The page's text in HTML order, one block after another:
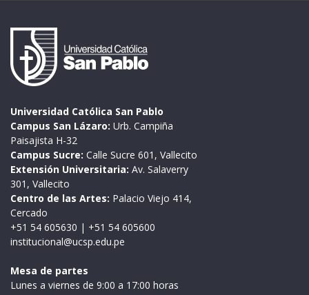
Universidad Católica San Pablo
Campus San Lázaro: Urb. Campiña
Paisajista H-32
Campus Sucre: Calle Sucre 601, Vallecito
Extensión Universitaria: Av. Salaverry
301, Vallecito
Centro de las Artes: Palacio Viejo 414,
Cercado
+51 54 605630 | +51 54 605600
institucional@ucsp.edu.pe
Mesa de partes
Lunes a viernes de 9:00 a 17:00 horas